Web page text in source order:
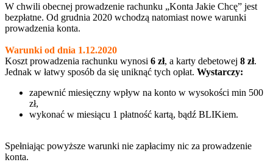
W chwili obecnej prowadzenie rachunku „Konta Jakie Chcę” jest
bezpłatne. Od grudnia 2020 wchodzą natomiast nowe warunki
prowadzenia konta.
Warunki od dnia 1.12.2020
Koszt prowadzenia rachunku wynosi 6 zł, a karty debetowej 8 zł.
Jednak w łatwy sposób da się uniknąć tych opłat. Wystarczy:
zapewnić miesięczny wpływ na konto w wysokości min 500
zł,
wykonać w miesiącu 1 płatność kartą, bądź BLIKiem.
Spełniając powyższe warunki nie zapłacimy nic za prowadzenie
konta.